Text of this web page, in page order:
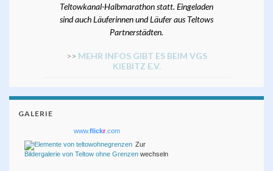
Teltowkanal-Halbmarathon statt. Eingeladen
sind auch Läuferinnen und Läufer aus Teltows
Partnerstädten.
>> MEHR INFOS GIBT ES BEIM VGS
KIEBITZ E.V.
GALERIE
www.flickr.com
Zur
Bildergalerie von Teltow ohne Grenzen wechseln